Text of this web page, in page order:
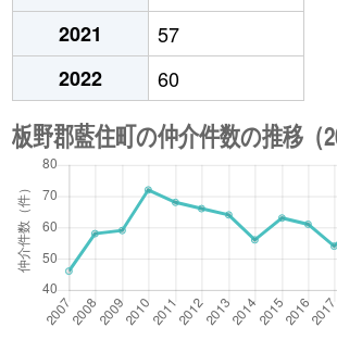
2021
57
2022
60